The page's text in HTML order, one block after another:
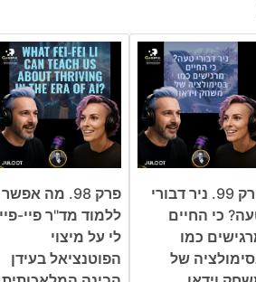
פרק 99. ניר דבורי
כי החיים
כמו
של
פרק 98. מה אפשר
ללמוד מד"ר פיי-פיי
לי על מיצוי
הפוטנציאל בעידן